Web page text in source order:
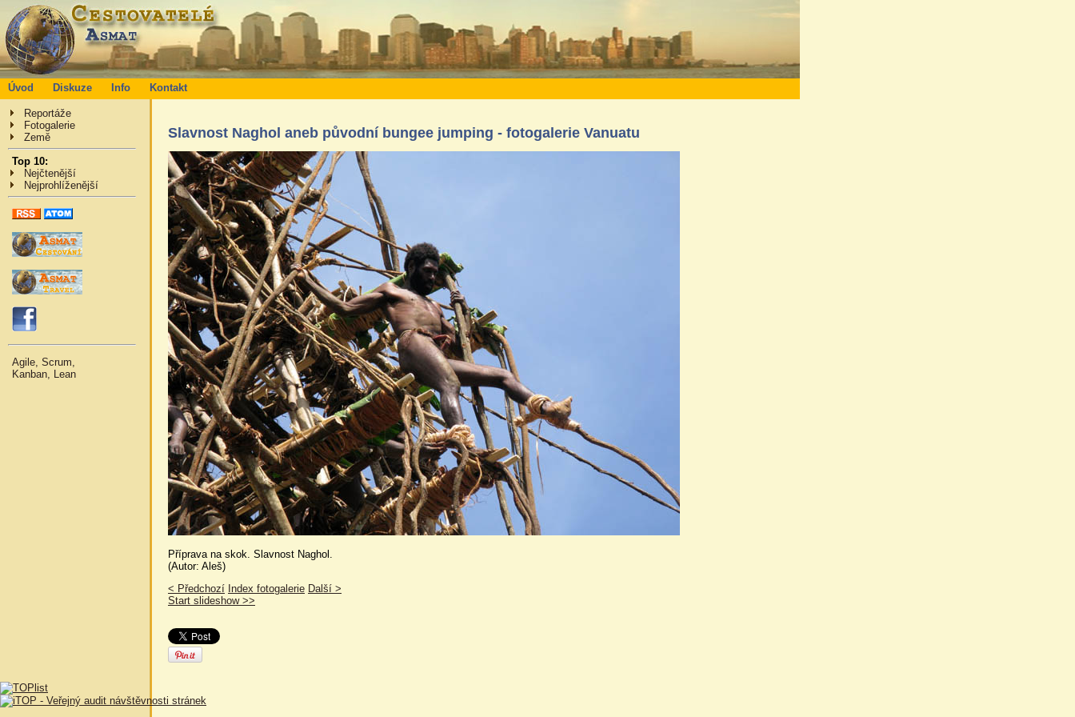
Úvod Diskuze Info Kontakt
Reportáže
Fotogalerie
Země
Top 10:
Nejčtenější
Nejprohlíženější
Agile, Scrum,
Kanban, Lean
Slavnost Naghol aneb původní bungee jumping - fotogalerie Vanuatu
Příprava na skok. Slavnost Naghol.
(Autor: Aleš)
< Předchozí Index fotogalerie Další >
Start slideshow >>